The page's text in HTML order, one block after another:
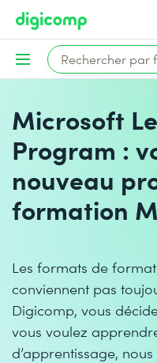
Microsoft
Program :
nouveau
formation
Les formats de
conviennent pas
Digicomp, vous
vous voulez
d’apprentissage,